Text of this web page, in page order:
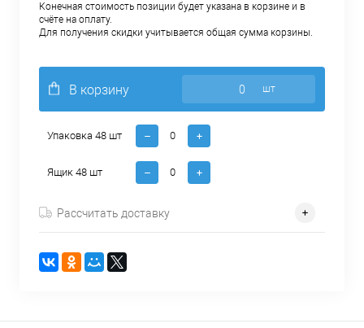
Конечная стоимость позиции будет указана в корзине и в
счёте на оплату.
Для получения скидки учитывается общая сумма корзины.
В корзину шт
Упаковка 48 шт
Ящик 48 шт
Рассчитать доставку